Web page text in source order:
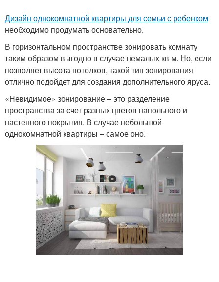
Дизайн однокомнатной квартиры для семьи с ребенком
необходимо продумать основательно.
В горизонтальном пространстве зонировать комнату
таким образом выгодно в случае немалых кв м. Но, если
позволяет высота потолков, такой тип зонирования
отлично подойдет для создания дополнительного яруса.
«Невидимое» зонирование – это разделение
пространства за счет разных цветов напольного и
настенного покрытия. В случае небольшой
однокомнатной квартиры – самое оно.